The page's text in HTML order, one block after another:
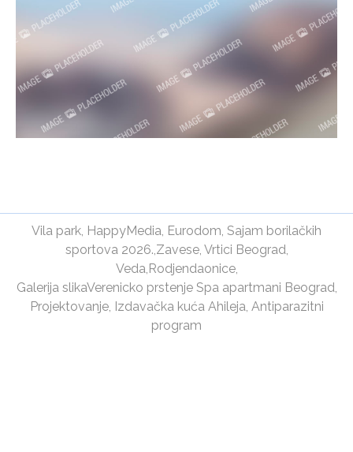
Vila park HappyMedia Eurodom Sajam borilačkih
sportova 2026. Zavese, Vrtici Beograd
Veda Rodjendaonice,
Galerija slikaVerenicko prstenje Spa apartmani Beograd
Projektovanje, Izdavačka kuća Ahileja Antiparazitni
program